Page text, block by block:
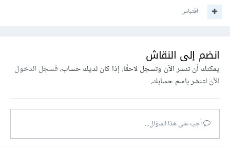
اقتباس
انضم إلى النقاش
يمكنك أن تنشر الآن وتسجل لاحقًا. إذا كان لديك حساب،فسجل الدخول
الآنلتنشر باسم حسابك.
أجب على هذا السؤال...